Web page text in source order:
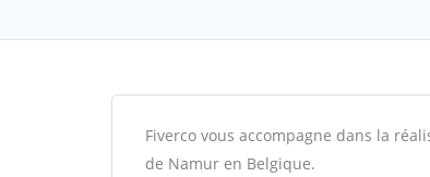
Fiverco vous accompagne dans la
de Namur en Belgique.